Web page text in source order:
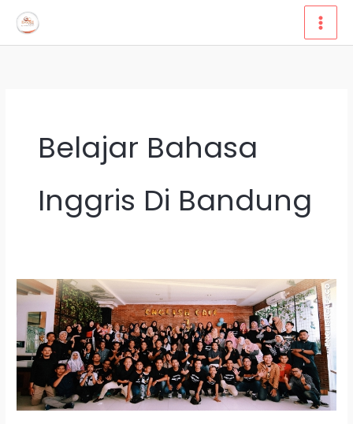
Lewati
konten
Belajar Bahasa
Inggris Di Bandung
Kursus/Les
Bahasa
Inggris
Di
Bandung
Terbaik
dan